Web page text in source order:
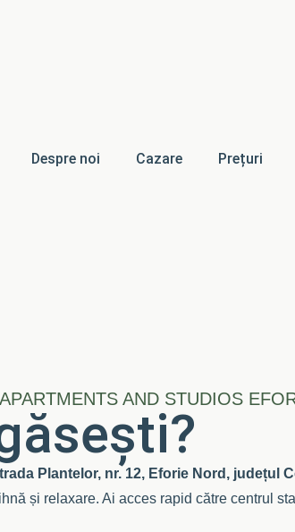
Despre noi Cazare Prețuri
AND STUDIOS
Plantelor, nr. 12, Eforie Nord, județul
și relaxare. Ai acces rapid către centrul